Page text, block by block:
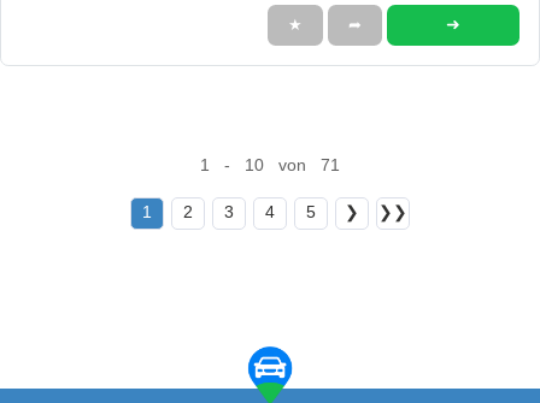
★ ➦ ➜
1 - 10 von 71
1 2 3 4 5 ❯ ❯❯